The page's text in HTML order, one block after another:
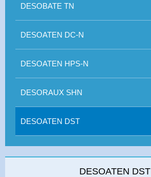
DESOBATE TN
DESOATEN DC-N
DESOATEN HPS-N
DESORAUX SHN
DESOATEN DST
DESOATEN DST